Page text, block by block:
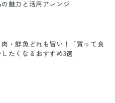
魅力と活用アレンジ
肉・鮮魚どれも旨い！「買って良
たくなるおすすめ3選